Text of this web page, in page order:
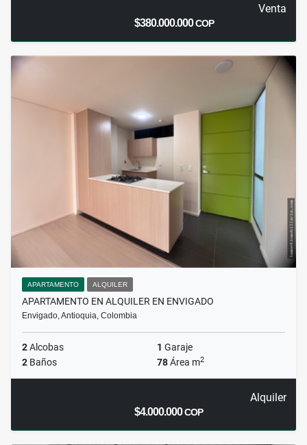
Venta
$380.000.000COP
APARTAMENTO ALQUILER
APARTAMENTO EN ALQUILER EN ENVIGADO
Envigado, Antioquia, Colombia
2Alcobas 1 Garaje
2 Baños 78Área m2
Alquiler
$4.000.000COP